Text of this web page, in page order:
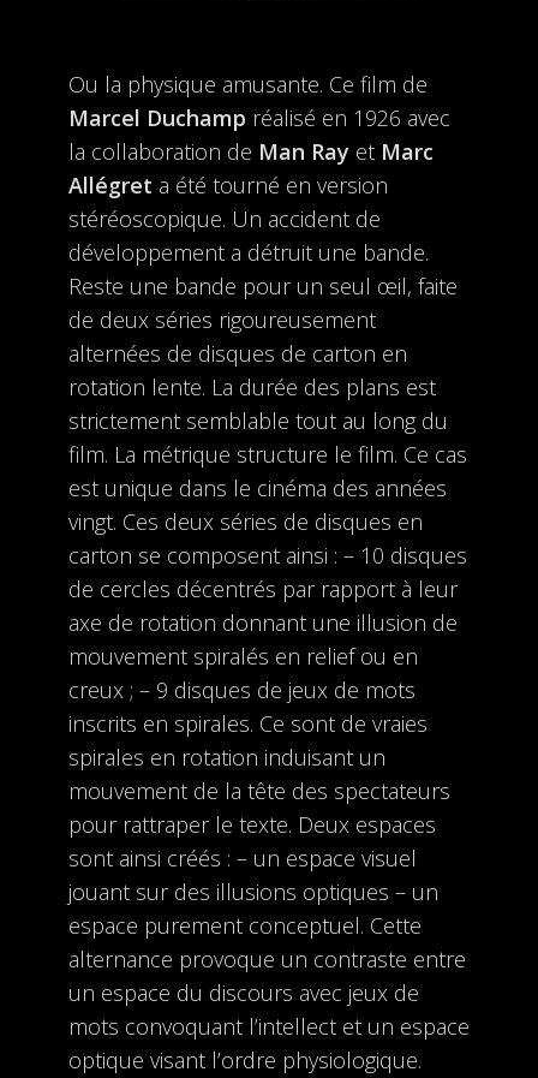
Ou la physique amusante. Ce film de
Marcel Duchamp réalisé en 1926 avec
la collaboration de Man Ray et Marc
Allégret a été tourné en version
stéréoscopique. Un accident de
développement a détruit une bande.
Reste une bande pour un seul œil, faite
de deux séries rigoureusement
alternées de disques de carton en
rotation lente. La durée des plans est
strictement semblable tout au long du
film. La métrique structure le film. Ce cas
est unique dans le cinéma des années
vingt. Ces deux séries de disques en
carton se composent ainsi : – 10 disques
de cercles décentrés par rapport à leur
axe de rotation donnant une illusion de
mouvement spiralés en relief ou en
creux ; – 9 disques de jeux de mots
inscrits en spirales. Ce sont de vraies
spirales en rotation induisant un
mouvement de la tête des spectateurs
pour rattraper le texte. Deux espaces
sont ainsi créés : – un espace visuel
jouant sur des illusions optiques – un
espace purement conceptuel. Cette
alternance provoque un contraste entre
un espace du discours avec jeux de
mots convoquant l’intellect et un espace
optique visant l’ordre physiologique.